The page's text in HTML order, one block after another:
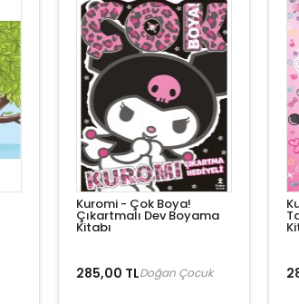
Kuromi - Çok Boya!
Çıkartmalı Dev Boyama
Kitabı
285,00 TLDoğan Çocuk